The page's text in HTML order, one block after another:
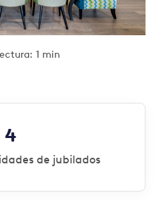
1 min
4
de jubilados